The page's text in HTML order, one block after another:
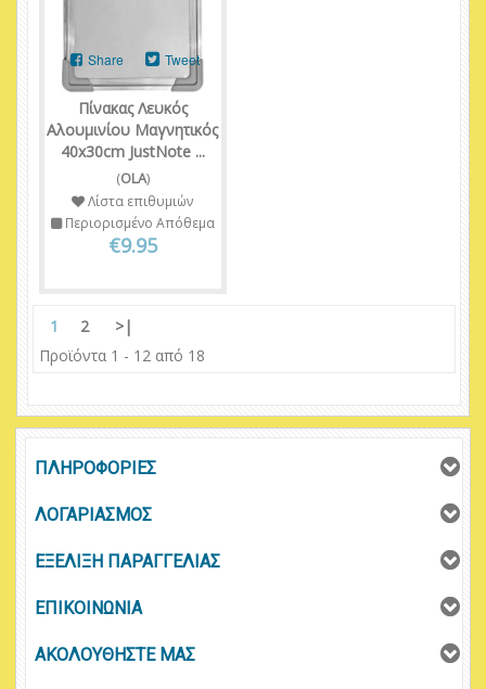
Πίνακας Λευκός
Αλουμινίου Μαγνητικός
40x30cm JustNote ...
(OLA)
Share Tweet
Λίστα επιθυμιών
Περιορισμένο Απόθεμα
€9.95
1 2
>|
Προϊόντα 1 - 12 από 18
ΠΛΗΡΟΦΟΡΙΕΣ
ΛΟΓΑΡΙΑΣΜΟΣ
ΕΞΕΛΙΞΗ ΠΑΡΑΓΓΕΛΙΑΣ
ΕΠΙΚΟΙΝΩΝΙΑ
ΑΚΟΛΟΥΘΗΣΤΕ ΜΑΣ